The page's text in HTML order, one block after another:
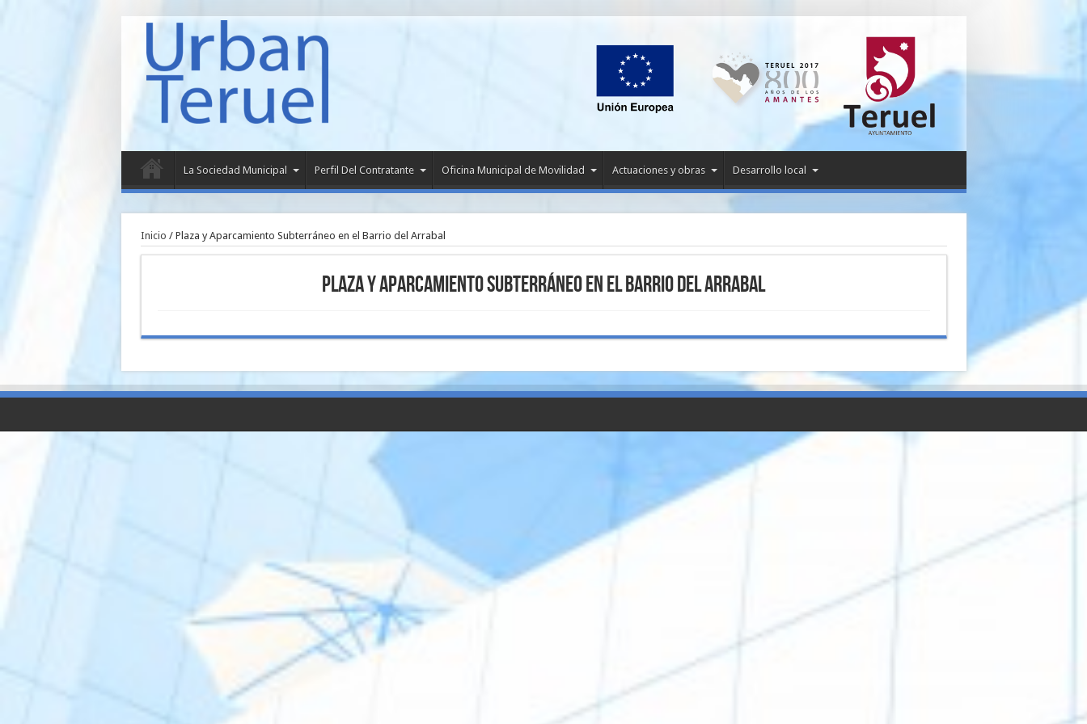
La Sociedad Municipal Perfil Del Contratante Oficina Municipal de Movilidad Actuaciones y obras Desarrollo local
Inicio / Plaza y Aparcamiento Subterráneo en el Barrio del Arrabal
Plaza y Aparcamiento Subterráneo en el Barrio del Arrabal